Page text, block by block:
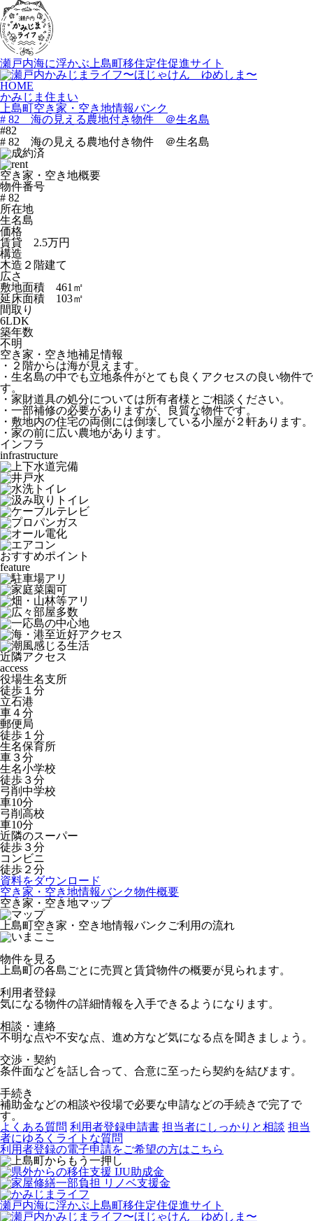
瀬戸内海に浮かぶ上島町移住定住促進サイト
HOME
かみじま住まい
上島町空き家・空き地情報バンク
# 82 海の見える農地付き物件 ＠生名島
#82
# 82 海の見える農地付き物件 ＠生名島
空き家・空き地概要
物件番号
# 82
所在地
生名島
価格
賃貸 2.5万円
構造
木造２階建て
広さ
敷地面積 461㎡
延床面積 103㎡
間取り
6LDK
築年数
不明
空き家・空き地補足情報
・２階からは海が見えます。
・生名島の中でも立地条件がとても良くアクセスの良い物件で
す。
・家財道具の処分については所有者様とご相談ください。
・一部補修の必要がありますが、良質な物件です。
・敷地内の住宅の両側には倒壊している小屋が２軒あります。
・家の前に広い農地があります。
インフラ
infrastructure
おすすめポイント
feature
近隣アクセス
access
役場生名支所
徒歩１分
立石港
車４分
郵便局
徒歩１分
生名保育所
車３分
生名小学校
徒歩３分
弓削中学校
車10分
弓削高校
車10分
近隣のスーパー
徒歩３分
コンビニ
徒歩２分
資料をダウンロード
空き家・空き地情報バンク物件概要
空き家・空き地マップ
上島町空き家・空き地情報バンクご利用の流れ
物件を見る
上島町の各島ごとに売買と賃貸物件の概要が見られます。
利用者登録
気になる物件の詳細情報を入手できるようになります。
相談・連絡
不明な点や不安な点、進め方など気になる点を聞きましょう。
交渉・契約
条件面などを話し合って、合意に至ったら契約を結びます。
手続き
補助金などの相談や役場で必要な申請などの手続きで完了で
す。
よくある質問 利用者登録申請書 担当者にしっかりと相談 担当
者にゆるくライトな質問
利用者登録の電子申請をご希望の方はこちら
瀬戸内海に浮かぶ上島町移住定住促進サイト